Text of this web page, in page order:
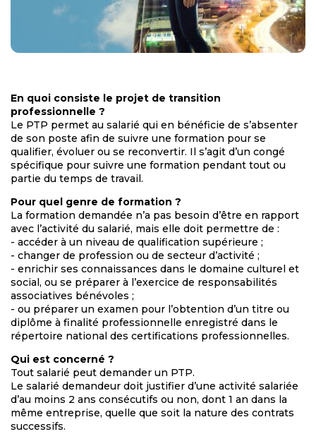
En quoi consiste le projet de transition
professionnelle ?
Le PTP permet au salarié qui en bénéficie de s’absenter
de son poste afin de suivre une formation pour se
qualifier, évoluer ou se reconvertir. Il s’agit d’un congé
spécifique pour suivre une formation pendant tout ou
partie du temps de travail.
Pour quel genre de formation ?
La formation demandée n’a pas besoin d’être en rapport
avec l’activité du salarié, mais elle doit permettre de :
- accéder à un niveau de qualification supérieure ;
- changer de profession ou de secteur d’activité ;
- enrichir ses connaissances dans le domaine culturel et
social, ou se préparer à l’exercice de responsabilités
associatives bénévoles ;
- ou préparer un examen pour l’obtention d’un titre ou
diplôme à finalité professionnelle enregistré dans le
répertoire national des certifications professionnelles.
Qui est concerné ?
Tout salarié peut demander un PTP.
Le salarié demandeur doit justifier d’une activité salariée
d’au moins 2 ans consécutifs ou non, dont 1 an dans la
même entreprise, quelle que soit la nature des contrats
successifs.